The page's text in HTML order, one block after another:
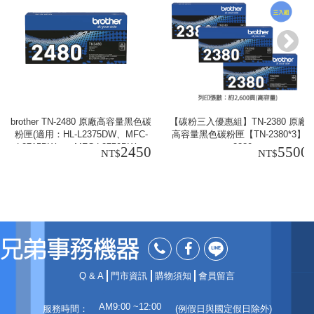
brother TN-2480 原廠高容量黑色碳
粉匣(適用：HL-L2375DW、MFC-
L2715DW、、MFC-L2750DW、
MFC-L2770DW)
2450
【碳粉三入優惠組】TN-2380 原廠
高容量黑色碳粉匣【TN-2380*3】
tn2380
5500
Q & A 門市資訊 購物須知 會員留言
服務時間： AM9:00 ~12:00 (例假日與國定假日除外)